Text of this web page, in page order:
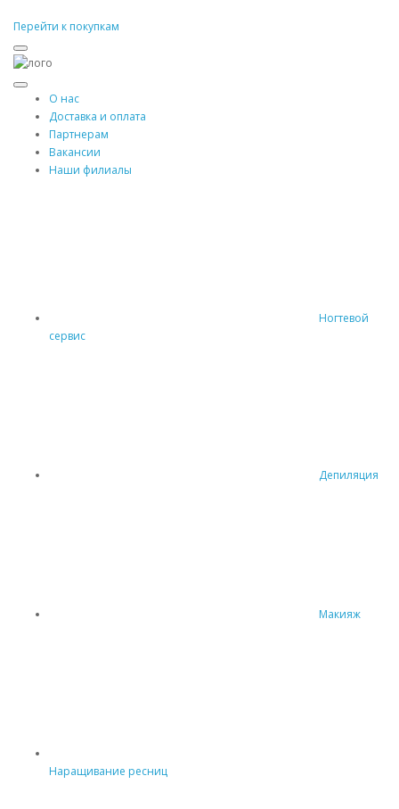
Перейти к покупкам
О нас
Доставка и оплата
Партнерам
Вакансии
Наши филиалы
Ногтевой
сервис
Депиляция
Макияж
Наращивание ресниц